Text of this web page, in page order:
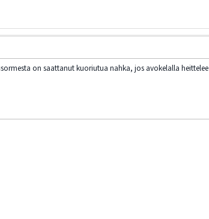
on saattanut kuoriutua nahka, jos avokelalla heittelee